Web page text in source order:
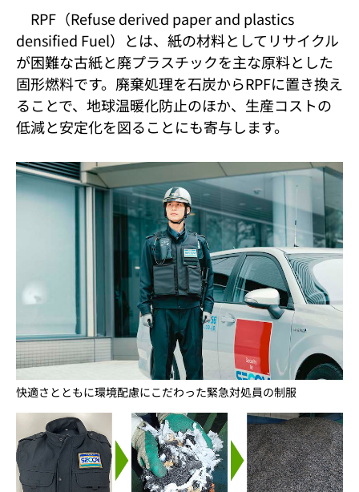
RPF（Refuse derived paper and plastics
densified Fuel）とは、紙の材料としてリサイクル
が困難な古紙と廃プラスチックを主な原料とした
固形燃料です。廃棄処理を石炭からRPFに置き換え
ることで、地球温暖化防止のほか、生産コストの
低減と安定化を図ることにも寄与します。
快適さとともに環境配慮にこだわった緊急対処員の制服